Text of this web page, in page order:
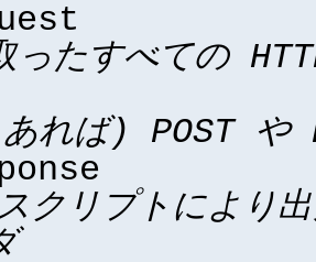
ったすべての
れば) POST や
クリプトにより